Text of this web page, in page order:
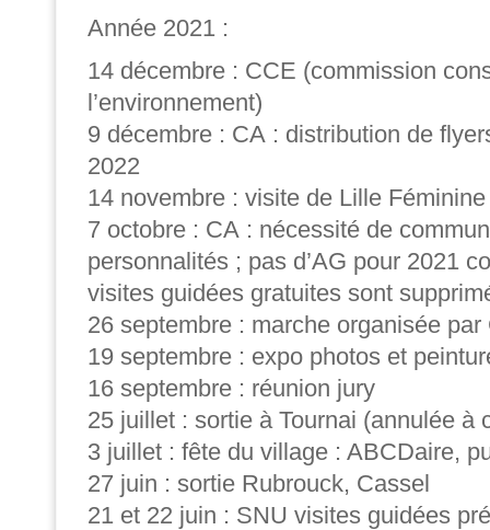
Année 2021 :
14 décembre : CCE (commission
l’environnement)
9 décembre : CA : distribution de
2022
14 novembre : visite de Lille Féminine
7 octobre : CA : nécessité de
personnalités ; pas d’AG pour 2021
visites guidées gratuites sont
26 septembre : marche organisée par
19 septembre : expo photos et
16 septembre : réunion jury
25 juillet : sortie à Tournai (annulée à
3 juillet : fête du village : ABCDaire,
27 juin : sortie Rubrouck, Cassel
21 et 22 juin : SNU visites guidées